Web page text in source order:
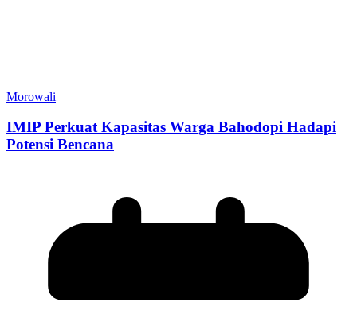
Morowali
IMIP Perkuat Kapasitas Warga Bahodopi Hadapi
Potensi Bencana